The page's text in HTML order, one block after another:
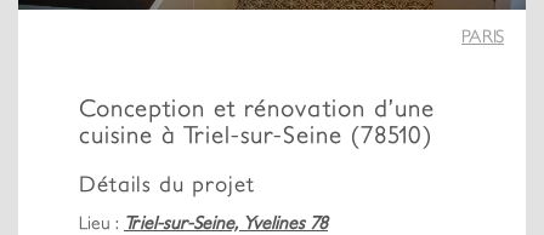
PARIS
Conception et rénovation d’une
cuisine à Triel-sur-Seine (78510)
Détails du projet
Lieu : Triel-sur-Seine, Yvelines 78